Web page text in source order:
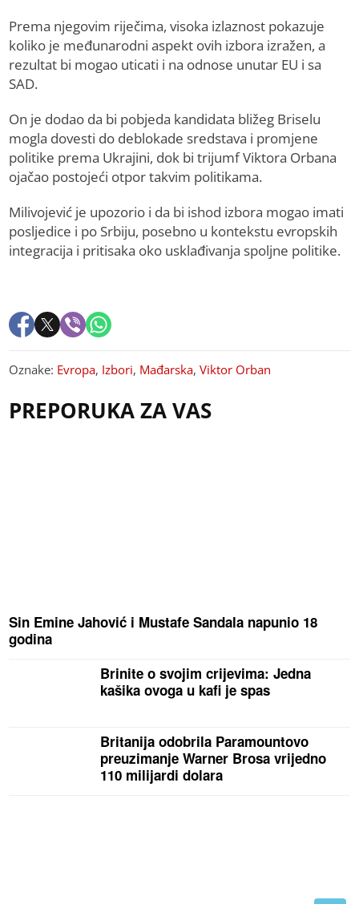
Prema njegovim riječima, visoka izlaznost pokazuje
koliko je međunarodni aspekt ovih izbora izražen, a
rezultat bi mogao uticati i na odnose unutar EU i sa
SAD.
On je dodao da bi pobjeda kandidata bližeg Briselu
mogla dovesti do deblokade sredstava i promjene
politike prema Ukrajini, dok bi trijumf Viktora Orbana
ojačao postojeći otpor takvim politikama.
Milivojević je upozorio i da bi ishod izbora mogao imati
posljedice i po Srbiju, posebno u kontekstu evropskih
integracija i pritisaka oko usklađivanja spoljne politike.
Oznake: Evropa, Izbori, Mađarska,Viktor Orban
PREPORUKA ZA VAS
Sin Emine Jahović i Mustafe Sandala napunio 18
godina
Brinite o svojim crijevima: Jedna
kašika ovoga u kafi je spas
Britanija odobrila Paramountovo
preuzimanje Warner Brosa vrijedno
110 milijardi dolara